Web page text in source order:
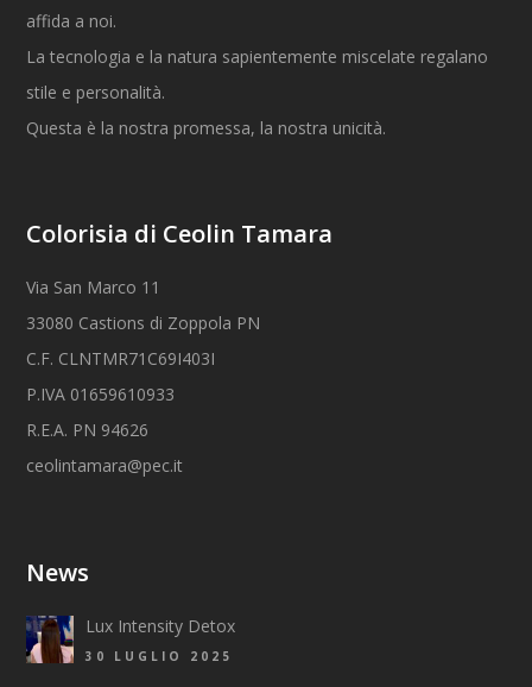
affida a noi.
La tecnologia e la natura sapientemente miscelate regalano
stile e personalità.
Questa è la nostra promessa, la nostra unicità.
Colorisia di Ceolin Tamara
Via San Marco 11
33080 Castions di Zoppola PN
C.F. CLNTMR71C69I403I
P.IVA 01659610933
R.E.A. PN 94626
ceolintamara@pec.it
News
Lux Intensity Detox
30 LUGLIO 2025